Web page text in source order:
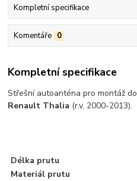
Kompletní specifikace
Komentáře 0
Kompletní specifikace
Střešní autoanténa pro montáž
Renault Thalia (r.v. 2000-2013).
Délka prutu
Materiál prutu